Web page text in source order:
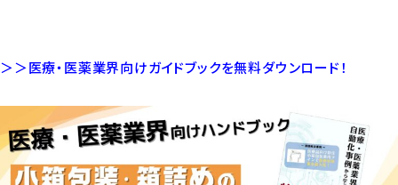
＞＞医療・医薬業界向けガイドブックを無料ダウンロード！